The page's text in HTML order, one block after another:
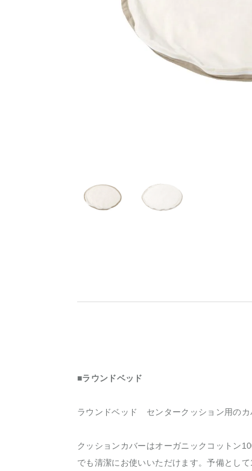
■ラウンドベッド
ラウンドベッド センタークッション用のカ
クッションカバーはオーガニックコットン
でも清潔にお使いいただけます。予備として